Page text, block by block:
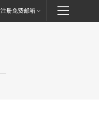
注册免费邮箱